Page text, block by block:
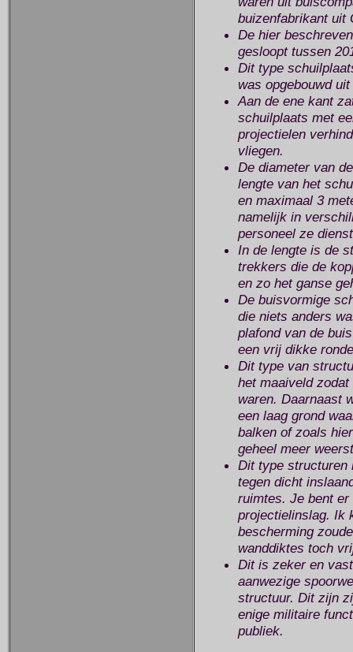
buizenfabrikant uit
De hier
gesloopt tussen
Dit type
was opgebouwd
Aan de ene kant
schuilplaats met
projectielen
vliegen.
De diameter van
lengte van het
en maximaal 3
namelijk in
personeel ze
In de lengte is de
trekkers die de
en zo het ganse
De buisvormige
die niets anders
plafond van de
een vrij dikke
Dit type van
het maaiveld
waren. Daarnaast
een laag grond
balken of zoals
geheel meer
Dit type structuren
tegen dicht
ruimtes. Je bent
projectielinslag. Ik
bescherming
wanddiktes toch
Dit is zeker en
aanwezige
structuur. Dit zijn
enige militaire
publiek.